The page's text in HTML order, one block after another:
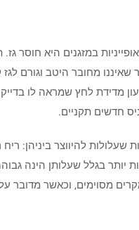
במזגנים היא חוסר
צינור שאיננו מחובר היטב
מדידת לחץ שמראה לו
חדשים תקניים.
שעלולות להיווצר
יותר בגלל שעלותן הינה
מסוימים, וכאשר מדובר על